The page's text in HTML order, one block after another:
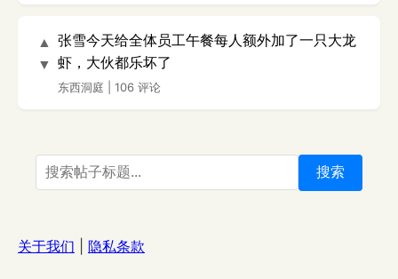
▲
▼
张雪今天给全体员工午餐每人额外加了一只大龙
虾，大伙都乐坏了
东西洞庭 106 评论
搜索
关于我们 隐私条款